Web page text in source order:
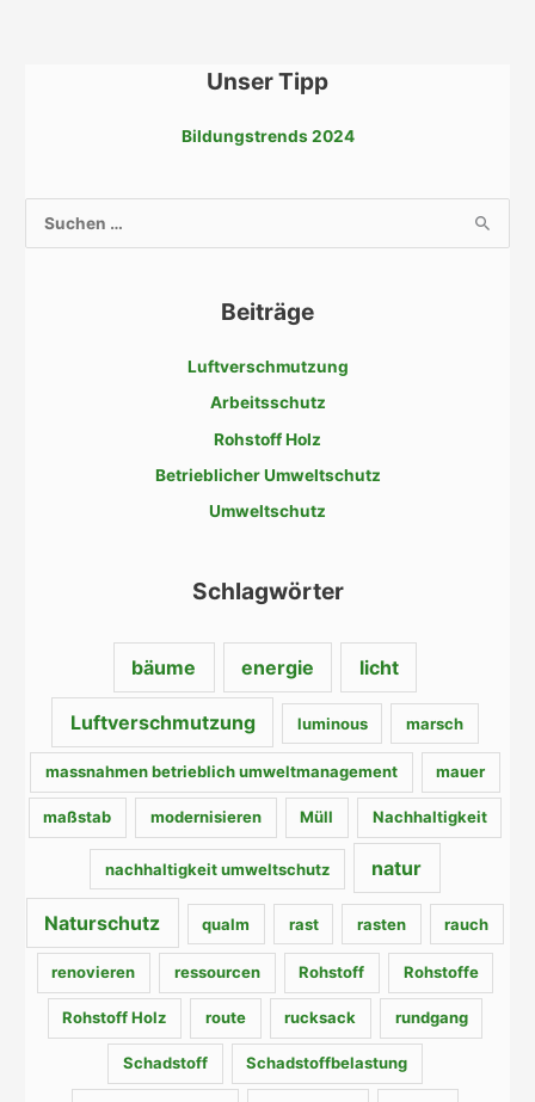
Unser Tipp
Bildungstrends 2024
u
Beiträge
Luftverschmutzung
Arbeitsschutz
Rohstoff Holz
Betrieblicher Umweltschutz
Umweltschutz
Schlagwörter
bäume energie licht
Luftverschmutzung luminous marsch
massnahmen betrieblich umweltmanagement mauer
maßstab modernisieren Müll Nachhaltigkeit
nachhaltigkeit umweltschutz natur
Naturschutz qualm rast rasten rauch
renovieren ressourcen Rohstoff Rohstoffe
Rohstoff Holz route rucksack rundgang
Schadstoff Schadstoffbelastung